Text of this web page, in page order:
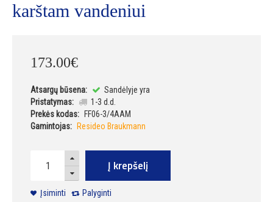
karštam vandeniui
173.00€
Atsargų būsena:
Sandėlyje yra
Pristatymas:
1-3 d.d.
Prekės kodas:
FF06-3/4AAM
Gamintojas:
Resideo Braukmann
Į krepšelį
Įsiminti Palyginti